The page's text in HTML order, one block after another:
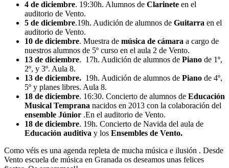
4 de diciembre. 19:30h. Alumnos de Clarinete en el
auditorio de Vento.
5 de diciembre.19h. Audición de alumnos de Guitarra en el
auditorio de Vento.
10 de diciembre. Muestra de música de cámara a cargo de
nuestros alumnos de 5º curso en el aula 2 de Vento.
13 de diciembre. 17h. Audición de alumnos de Piano de 1º,
2º, y 3º. Aula 8.
13 de diciembre. 19h. Audición de alumnos de Piano de 4º,
5º y planes libres. Aula 8.
18 de diciembre. 16:30. Concierto de alumnos de Educación
Musical Temprana nacidos en 2013 con la colaboración del
ensemble Júnior .En el auditorio de Vento.
18 de diciembre. 19h. Concierto de Navida del aula de
Educación auditiva y los Ensembles de Vento.
Como véis es una agenda repleta de mucha música e ilusión . Desde
Vento escuela de música en Granada os deseamos unas felices